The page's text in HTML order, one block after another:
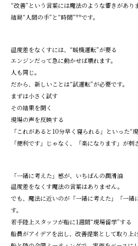
“改善”という言葉には魔法のような響きがあ
結局“人間の手”と“時間”**です。
温度差をなくすには、“暖機運転”が要る
エンジンだって急に動かせば壊れます。
人も同じ。
だから、新しいことは“試運転”が必要です。
まずは小さく試す
その結果を聞く
現場の声を反映する
「これがあると10分早く寝られる」といった“
「便利です」じゃなく、「楽になります」が刺
「一緒に考えた」感が、いちばんの潤滑油
温度差をなくす魔法の言葉はありません。
でも、魔法に近いのが「一緒に考えた」「一緒
す。
若手陸上スタッフが船に1週間“現場留学”する
船員がアイデアを出し、改善提案として取り上